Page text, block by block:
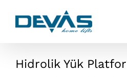
content
Hidrolik Yük